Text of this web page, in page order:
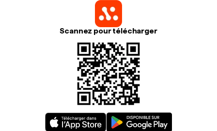
Scannez pour télécharger